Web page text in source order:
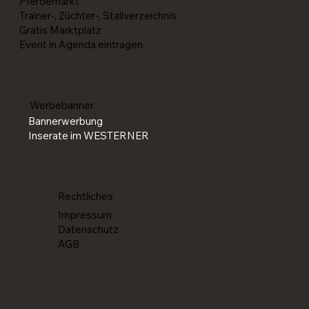
Rechtliches
Impressum
Datenschutz
AGB
Trainer-, Züchter-, Stallverzeichnis
Gratis Marktplatz
Event in Agenda eintragen
Werbebanner
Bannerwerbung
Inserate im WESTERNER